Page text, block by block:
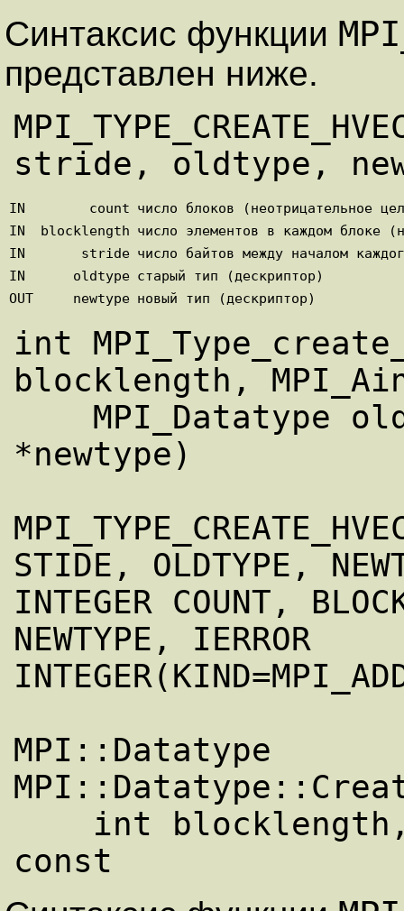
Синтаксис функции
представлен ниже.
IN count число блоков (неотрицательное
IN
blocklength число элементов в каждом блоке
IN
stride число байтов между началом
IN
oldtype старый тип (дескриптор)
OUT
newtype новый тип (дескриптор)
int
blocklength,
*newtype)
STIDE, OLDTYPE,
INTEGER COUNT,
NEWTYPE, IERROR
MPI::Datatype